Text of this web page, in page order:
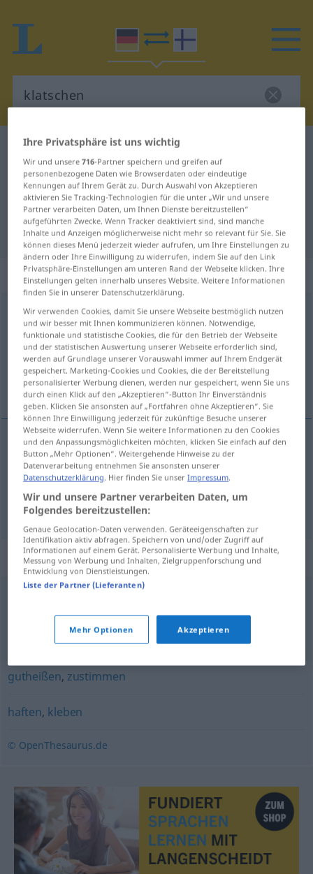
Deutsch-Finnisch Wörterbuch
Deutsch-Finnisch Übersetzung für
"klatschen"
"klatschen" Finnisch Übersetzung
„klatschen“
klatschen
Übersicht aller Übersetzungen
(Für mehr Details die Übersetzung anklicken/antippen)
taputtaa käsiään
Beispiele
in die Hände klatschen, Beifallklatschen
taputtaa(käsiään)
Synonyme für "klatschen"
gutheißen, zustimmen
haften, kleben
© OpenThesaurus.de
Ihre Privatsphäre ist uns wichtig
Wir und unsere716-Partner speichern und greifen auf
personenbezogene Daten wie Browserdaten oder eindeutige
Kennungen auf Ihrem Gerät zu. Durch Auswahl von Akzeptieren
aktivieren Sie Tracking-Technologien für die unter „Wir und unsere
Partner verarbeiten Daten, um Ihnen Dienste bereitzustellen“
aufgeführten Zwecke. Wenn Tracker deaktiviert sind, sind manche
Inhalte und Anzeigen möglicherweise nicht mehr so relevant für Sie. Sie
können dieses Menü jederzeit wieder aufrufen, um Ihre Einstellungen zu
ändern oder Ihre Einwilligung zu widerrufen, indem Sie auf den Link
Privatsphäre-Einstellungen am unteren Rand der Webseite klicken. Ihre
Einstellungen gelten innerhalb unseres Website. Weitere Informationen
finden Sie in unserer Datenschutzerklärung.
Wir verwenden Cookies, damit Sie unsere Webseite bestmöglich nutzen
und wir besser mit Ihnen kommunizieren können. Notwendige,
funktionale und statistische Cookies, die für den Betrieb der Webseite
und der statistischen Auswertung unserer Webseite erforderlich sind,
werden auf Grundlage unserer Vorauswahl immer auf Ihrem Endgerät
gespeichert. Marketing-Cookies und Cookies, die der Bereitstellung
personalisierter Werbung dienen, werden nur gespeichert, wenn Sie uns
durch einen Klick auf den „Akzeptieren“-Button Ihr Einverständnis
geben. Klicken Sie ansonsten auf „Fortfahren ohne Akzeptieren“. Sie
können Ihre Einwilligung jederzeit für zukünftige Besuche unserer
Webseite widerrufen. Wenn Sie weitere Informationen zu den Cookies
und den Anpassungsmöglichkeiten möchten, klicken Sie einfach auf den
Button „Mehr Optionen“. Weitergehende Hinweise zu der
Datenverarbeitung entnehmen Sie ansonsten unserer
Datenschutzerklärung. Hier finden Sie unserImpressum.
Wir und unsere Partner verarbeiten Daten, um
Folgendes bereitzustellen:
Genaue Geolocation-Daten verwenden. Geräteeigenschaften zur
Identifikation aktiv abfragen. Speichern von und/oder Zugriff auf
Informationen auf einem Gerät. Personalisierte Werbung und Inhalte,
Messung von Werbung und Inhalten, Zielgruppenforschung und
Entwicklung von Dienstleistungen.
Liste der Partner (Lieferanten)
Mehr Optionen Akzeptieren